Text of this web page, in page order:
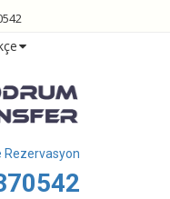
Rezervasyon